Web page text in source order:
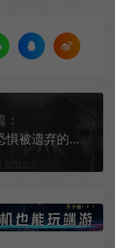
真实恐惧被遗弃的灵魂2 / True Fear Forsaken Souls Part 2 点击式解谜游戏